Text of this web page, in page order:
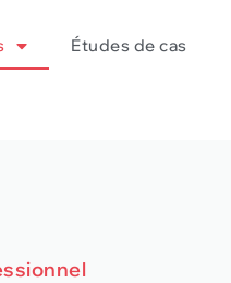
Études de cas